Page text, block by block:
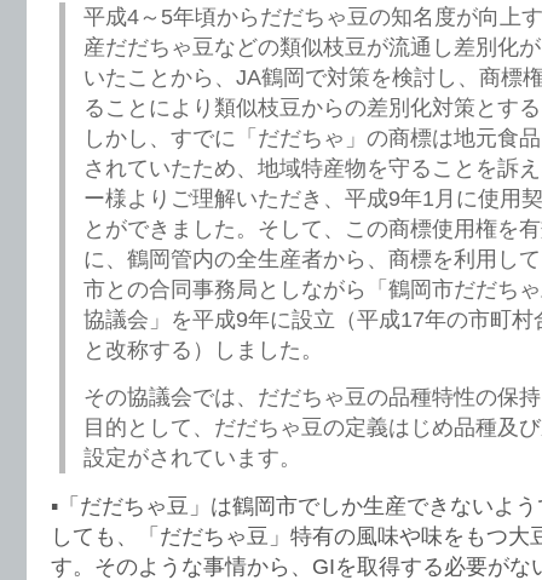
平成4～5年頃からだだちゃ豆の知名度が向上
産だだちゃ豆などの類似枝豆が流通し差別化
いたことから、JA鶴岡で対策を検討し、商標
ることにより類似枝豆からの差別化対策とす
しかし、すでに「だだちゃ」の商標は地元食
されていたため、地域特産物を守ることを訴
ー様よりご理解いただき、平成9年1月に使用
とができました。そして、この商標使用権を
に、鶴岡管内の全生産者から、商標を利用し
市との合同事務局としながら「鶴岡市だだち
協議会」を平成9年に設立（平成17年の市町
と改称する）しました。
その協議会では、だだちゃ豆の品種特性の保
目的として、だだちゃ豆の定義はじめ品種及
設定がされています。
▪️「だだちゃ豆」は鶴岡市でしか生産できないよ
しても、「だだちゃ豆」特有の風味や味をもつ大
す。そのような事情から、GIを取得する必要がな